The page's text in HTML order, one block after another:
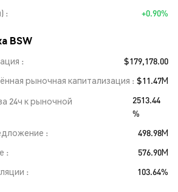
+0.90%
BSW
$179,178.00
рыночная капитализация
$11.47M
24ч к рыночной
2513.44
%
498.98M
576.90M
103.64%